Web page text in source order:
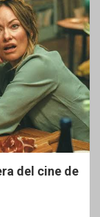
del cine de